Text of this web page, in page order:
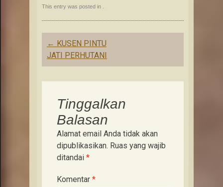
This entry was posted in .
Post
navigation
← KUSEN PINTU
JATI PERHUTANI
Tinggalkan
Balasan
Alamat email Anda tidak akan
dipublikasikan. Ruas yang wajib
ditandai *
Komentar *